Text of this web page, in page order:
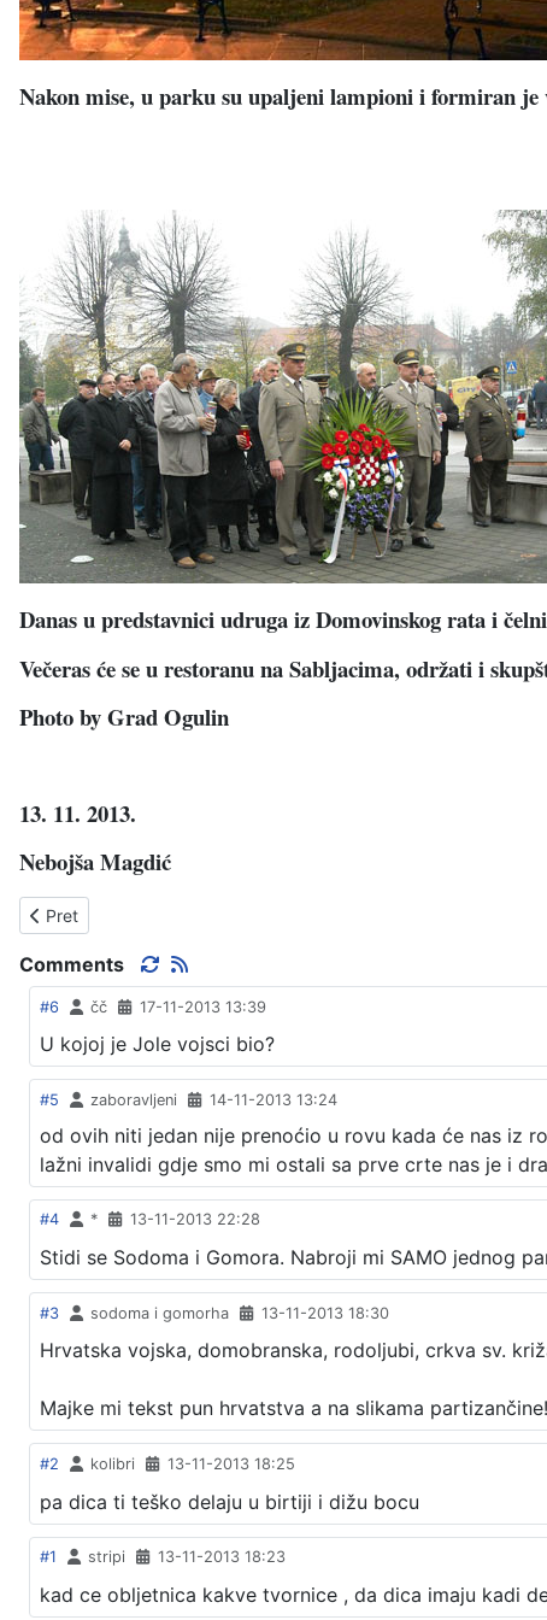
Nakon mise, u parku su upaljeni lampioni i formiran
Danas u predstavnici udruga iz Domovinskog rata i
Večeras će se u restoranu na Sabljacima, održati i
Photo by Grad Ogulin
13. 11. 2013.
Nebojša Magdić
Prethodni članak: SABORSKO - TUŽNA OBLJETNICA
Pret
Comments
#6 čč 17-11-2013 13:39
U kojoj je Jole vojsci bio?
#5 zaboravljeni 14-11-2013 13:24
od ovih niti jedan nije prenoćio u rovu kada će nas iz
lažni invalidi gdje smo mi ostali sa prve crte nas je i
#4 * 13-11-2013 22:28
Stidi se Sodoma i Gomora. Nabroji mi SAMO jednog
#3 sodoma i gomorha 13-11-2013 18:30
Hrvatska vojska, domobranska, rodoljubi, crkva sv.
Majke mi tekst pun hrvatstva a na slikama partizančine!
#2 kolibri 13-11-2013 18:25
pa dica ti teško delaju u birtiji i dižu bocu
#1 stripi 13-11-2013 18:23
kad ce obljetnica kakve tvornice , da dica imaju kadi